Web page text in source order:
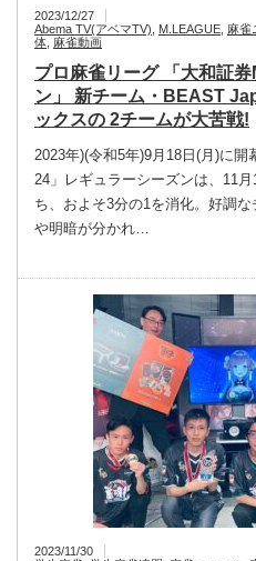
2023/12/27
Abema TV(アベマTV)
M.LEAGUE 麻雀
体 麻雀動画
プロ麻雀リーグ 「大和証
ン」 新チーム・BEAST
ックスの 2チームが大苦戦!
2023年)(令和5年)9月18日(月)に開
24」レギュラーシーズンは、11
ち、およそ3分の1を消化。好調
や明暗が分かれ…
2023/11/30